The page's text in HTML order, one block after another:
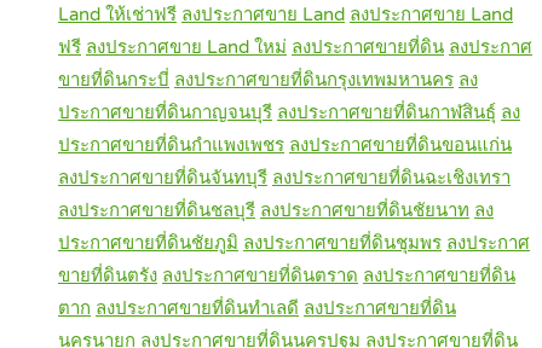
Land ให้เช่าฟรี ลงประกาศขาย Land ลงประกาศขาย Land
ฟรี ลงประกาศขาย Land ใหม่ ลงประกาศขายที่ดิน ลงประกาศ
ขายที่ดินกระบี่ ลงประกาศขายที่ดินกรุงเทพมหานคร ลง
ประกาศขายที่ดินกาญจนบุรี ลงประกาศขายที่ดินกาฬสินธุ์ ลง
ประกาศขายที่ดินกำแพงเพชร ลงประกาศขายที่ดินขอนแก่น
ลงประกาศขายที่ดินจันทบุรี ลงประกาศขายที่ดินฉะเชิงเทรา
ลงประกาศขายที่ดินชลบุรี ลงประกาศขายที่ดินชัยนาท ลง
ประกาศขายที่ดินชัยภูมิ ลงประกาศขายที่ดินชุมพร ลงประกาศ
ขายที่ดินตรัง ลงประกาศขายที่ดินตราด ลงประกาศขายที่ดิน
ตาก ลงประกาศขายที่ดินทำเลดี ลงประกาศขายที่ดิน
นครนายก ลงประกาศขายที่ดินนครปฐม ลงประกาศขายที่ดิน